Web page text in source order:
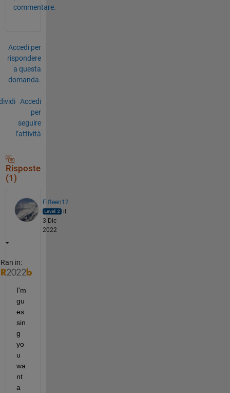
commentare.
Accedi per
rispondere
a questa
domanda.
Accedi
per
seguire
l’attività
Risposte
(1)
Fifteen12
il
3 Dic
2022
Ran in:
I'm
gu
es
sin
g
yo
u
wa
nt
a